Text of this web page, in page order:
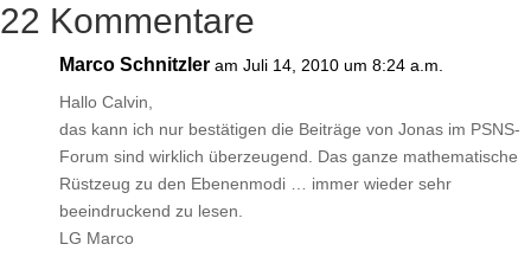
22 Kommentare
Marco Schnitzler am Juli 14, 2010 um 8:24 a.m.
Hallo Calvin,
das kann ich nur bestätigen die Beiträge von Jonas im PSNS-
Forum sind wirklich überzeugend. Das ganze mathematische
Rüstzeug zu den Ebenenmodi … immer wieder sehr
beeindruckend zu lesen.
LG Marco